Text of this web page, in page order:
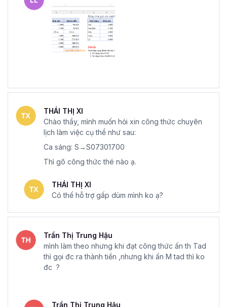
THÁI THỊ XI
Chào thầy, mình muốn hỏi xin công thức chuyên
lịch làm việc cụ thể như sau:
Ca sáng: S→S07301700
Thì gõ công thức thé nào ạ.
THÁI THỊ XI
Có thế hỗ trợ gấp dùm mình ko ạ?
Trần Thị Trung Hậu
mình làm theo nhưng khi đạt công thức ấn th Tad
thì gọi đc ra thành tiền ,nhưng khi ấn M tad thì ko
đc ?
Trần Thị Trung Hậu